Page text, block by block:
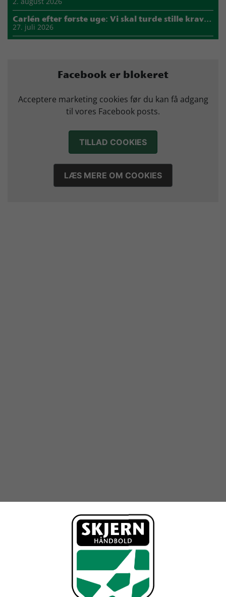
Carlén efter første uge: Vi skal turde stille krav til hinanden
27. juli 2026
Marius Nørsøller udlejes til HØJ Elite
14. juli 2026
Facebook er blokeret
Acceptere marketing cookies før du kan få adgang
til vores Facebook posts.
TILLAD COOKIES
LÆS MERE OM COOKIES